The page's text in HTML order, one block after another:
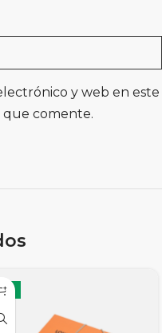
y web en este
que comente.